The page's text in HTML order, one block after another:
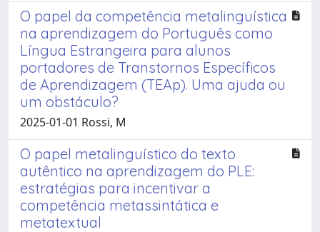
O papel da competência metalinguística
na aprendizagem do Português como
Língua Estrangeira para alunos
portadores de Transtornos Específicos
de Aprendizagem (TEAp). Uma ajuda ou
um obstáculo?
2025-01-01 Rossi, M
O papel metalinguístico do texto
autêntico na aprendizagem do PLE:
estratégias para incentivar a
competência metassintática e
metatextual